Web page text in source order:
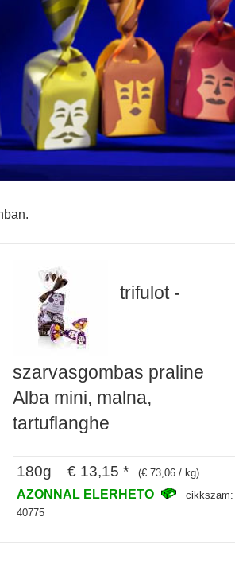
trifulot -
szarvasgombas praline
Alba mini, malna,
tartuflanghe
180g € 13,15 * (€ 73,06 / kg)
AZONNAL ELERHETO
cikkszam:
40775